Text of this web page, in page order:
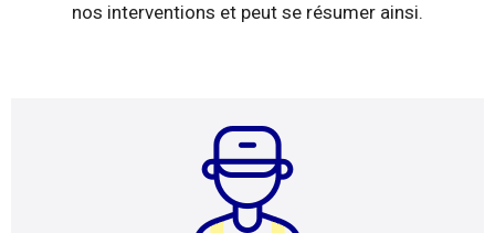
nos interventions et peut se résumer ainsi.